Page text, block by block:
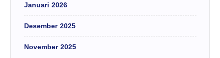
Januari 2026
Desember 2025
November 2025